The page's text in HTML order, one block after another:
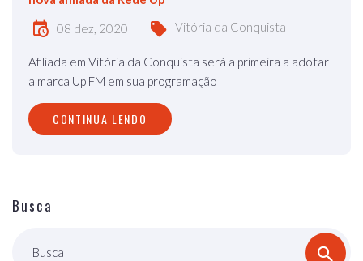
08 dez, 2020 Vitória da Conquista
Afiliada em Vitória da Conquista será a primeira a adotar
a marca Up FM em sua programação
CONTINUA LENDO
Busca
Busca